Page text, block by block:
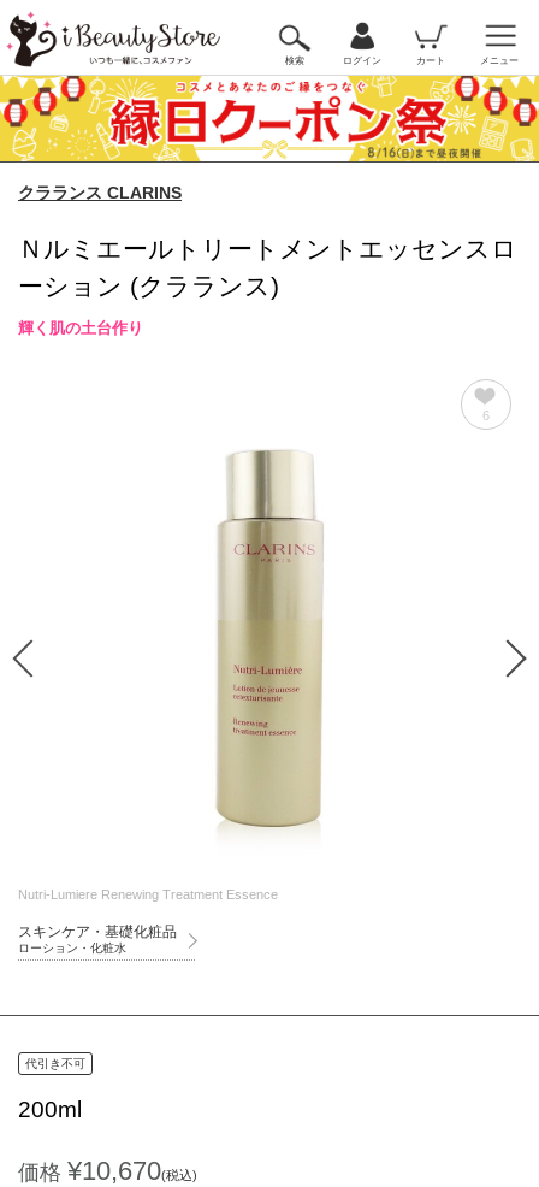
検索 ログイン カート メニュー
クラランス CLARINS
Ｎルミエールトリートメントエッセンスロ
ーション (クラランス)
輝く肌の土台作り
6
Nutri-Lumiere Renewing Treatment Essence
スキンケア・基礎化粧品
ローション・化粧水
代引き不可
200ml
価格 ¥10,670(税込)